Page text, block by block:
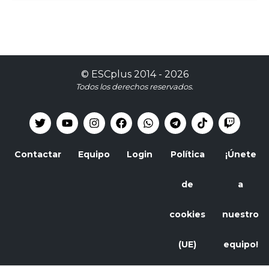
© ESCplus2014 - 2026
Todos los derechos reservados.
Contactar Equipo Login Política
de
cookies
(UE)
¡Únete
a
nuestro
equipo!